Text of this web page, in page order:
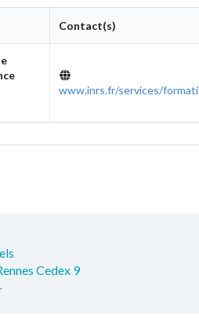
Contact(s)
www.inrs.fr/services/
Cedex 9